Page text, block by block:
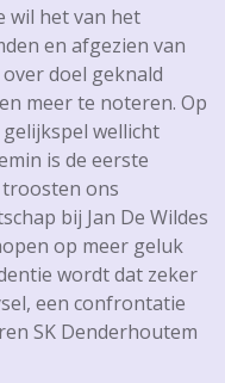
wil het van het
en afgezien van
doel geknald
meer te noteren. Op
wellicht
is de eerste
ons
bij Jan De Wildes
op meer geluk
wordt dat zeker
een confrontatie
SK Denderhoutem